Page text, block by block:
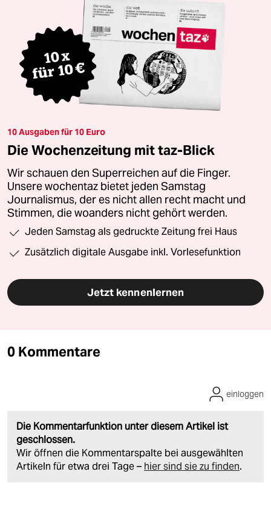
10 Ausgaben für 10 Euro
Die Wochenzeitung mit taz-Blick
Wir schauen den Superreichen auf die Finger.
Unsere wochentaz bietet jeden Samstag
Journalismus, der es nicht allen recht macht und
Stimmen, die woanders nicht gehört werden.
Jeden Samstag als gedruckte Zeitung frei Haus
Zusätzlich digitale Ausgabe inkl. Vorlesefunktion
Jetzt kennenlernen
0 Kommentare
Die Kommentarfunktion unter diesem Artikel ist
geschlossen.
Wir öffnen die Kommentarspalte bei ausgewählten
Artikeln für etwa drei Tage – hier sind sie zu finden.
einloggen